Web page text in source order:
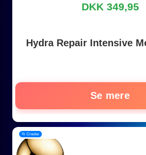
DKK 349,95
Hydra Repair Intensive
Se mere
📂 Creoler